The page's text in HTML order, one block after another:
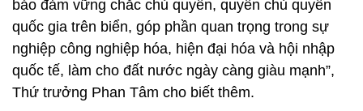
bảo đảm vững chắc chủ quyền, quyền chủ quyền
quốc gia trên biển, góp phần quan trọng trong sự
nghiệp công nghiệp hóa, hiện đại hóa và hội nhập
quốc tế, làm cho đất nước ngày càng giàu mạnh”,
Thứ trưởng Phan Tâm cho biết thêm.